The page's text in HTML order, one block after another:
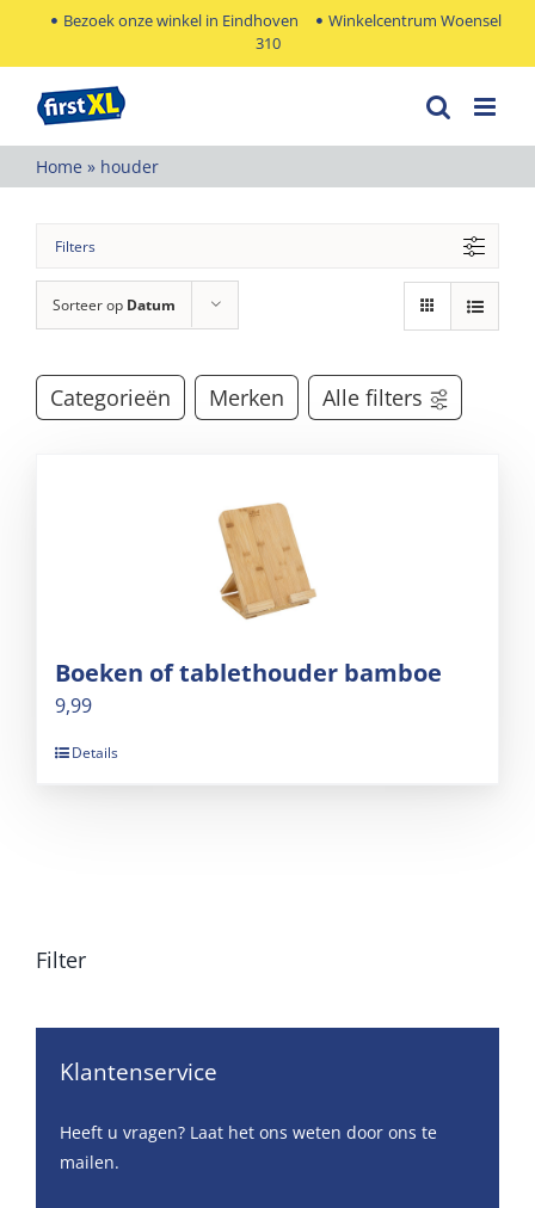
Bezoek onze winkel in Eindhoven
Winkelcentrum Woensel
310
Home » houder
Filters
Sorteer op Datum
Categorieën Merken Alle filters
Boeken of tablethouder bamboe
9,99
Details
Filter
Klantenservice
Heeft u vragen? Laat het ons weten door ons te
mailen.